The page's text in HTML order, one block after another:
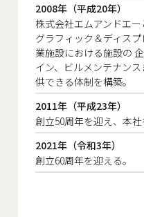
2008年（平成20年）
株式会社エムアンドエー
グラフィック＆ディス
業施設における施設の
イン、ビルメンテナン
供できる体制を構築。
2011年（平成23年）
創立50周年を迎え、本
2021年（令和3年）
創立60周年を迎える。